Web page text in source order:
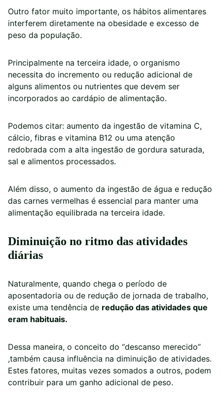
Outro fator muito importante, os hábitos alimentares
interferem diretamente na obesidade e excesso de
peso da população.
Principalmente na terceira idade, o organismo
necessita do incremento ou redução adicional de
alguns alimentos ou nutrientes que devem ser
incorporados ao cardápio de alimentação.
Podemos citar: aumento da ingestão de vitamina C,
cálcio, fibras e vitamina B12 ou uma atenção
redobrada com a alta ingestão de gordura saturada,
sal e alimentos processados.
Além disso, o aumento da ingestão de água e redução
das carnes vermelhas é essencial para manter uma
alimentação equilibrada na terceira idade.
Diminuição no ritmo das atividades
diárias
Naturalmente, quando chega o período de
aposentadoria ou de redução de jornada de trabalho,
existe uma tendência de redução das atividades que
eram habituais.
Dessa maneira, o conceito do “descanso merecido”
,também causa influência na diminuição de atividades.
Estes fatores, muitas vezes somados a outros, podem
contribuir para um ganho adicional de peso.